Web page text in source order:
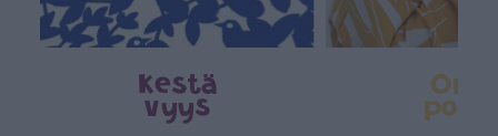
Kestä
vyys
Oma